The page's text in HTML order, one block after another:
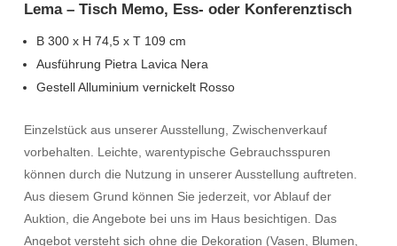
Lema – Tisch Memo, Ess- oder Konferenztisch
B 300 x H 74,5 x T 109 cm
Ausführung Pietra Lavica Nera
Gestell Alluminium vernickelt Rosso
Einzelstück aus unserer Ausstellung, Zwischenverkauf
vorbehalten. Leichte, warentypische Gebrauchsspuren
können durch die Nutzung in unserer Ausstellung auftreten.
Aus diesem Grund können Sie jederzeit, vor Ablauf der
Auktion, die Angebote bei uns im Haus besichtigen. Das
Angebot versteht sich ohne die Dekoration (Vasen, Blumen,